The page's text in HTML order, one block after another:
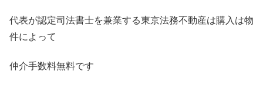
代表が認定司法書士を兼業する東京法務不動産は購入は物
件によって
仲介手数料無料です